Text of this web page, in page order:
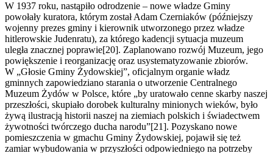
W 1937 roku, nastąpiło odrodzenie – nowe władze Gminy
powołały kuratora, którym został Adam Czerniaków (późniejszy
wojenny prezes gminy i kierownik utworzonego przez władze
hitlerowskie Judenratu), za którego kadencji sytuacja muzeum
uległa znacznej poprawie[20]. Zaplanowano rozwój Muzeum, jego
powiększenie i reorganizację oraz usystematyzowanie zbiorów.
W „Głosie Gminy Żydowskiej”, oficjalnym organie władz
gminnych zapowiedziano starania o utworzenie Centralnego
Muzeum Żydów w Polsce, które „by uratowało cenne skarby naszej
przeszłości, skupiało dorobek kulturalny minionych wieków, było
żywą ilustracją historii naszej na ziemiach polskich i świadectwem
żywotności twórczego ducha narodu”[21]. Pozyskano nowe
pomieszczenia w gmachu Gminy Żydowskiej, pojawił się też
zamiar wybudowania w przyszłości odpowiedniego na potrzeby